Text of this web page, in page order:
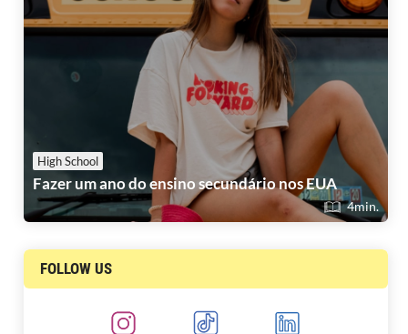
High School
Fazer um ano do ensino secundário nos EUA
4min.
FOLLOW US